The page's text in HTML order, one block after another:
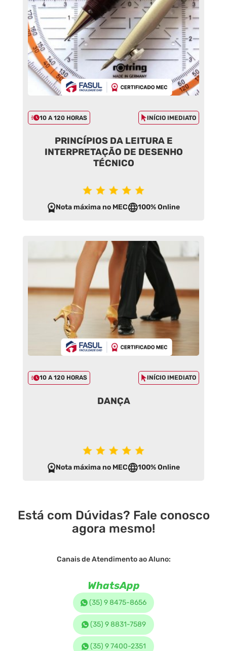
10 A 120 HORAS INÍCIO IMEDIATO
PRINCÍPIOS DA LEITURA E
INTERPRETAÇÃO DE DESENHO
TÉCNICO
Nota máxima no MEC 100% Online
10 A 120 HORAS INÍCIO IMEDIATO
DANÇA
Nota máxima no MEC 100% Online
Está com Dúvidas? Fale conosco
agora mesmo!
Canais de Atendimento ao Aluno:
WhatsApp
(35) 9 8475-8656
(35) 9 8831-7589
(35) 9 7400-2351